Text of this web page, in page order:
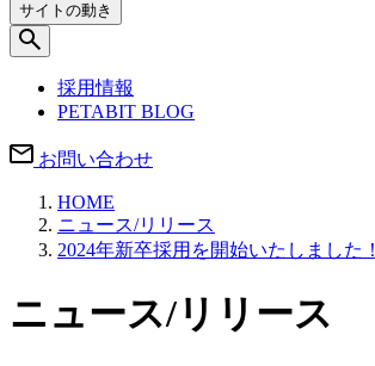
サイトの動き
採用情報
PETABIT BLOG
お問い合わせ
HOME
ニュース/リリース
2024年新卒採用を開始いたしました！
ニュース/リリース